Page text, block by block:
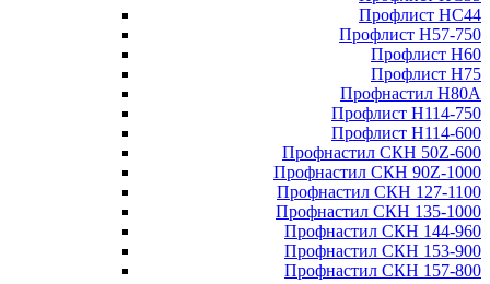
Профлист НС44
Профлист Н57-750
Профлист Н60
Профлист Н75
Профнастил Н80А
Профлист Н114-750
Профлист Н114-600
Профнастил СКН 50Z-600
Профнастил СКН 90Z-1000
Профнастил СКН 127-1100
Профнастил СКН 135-1000
Профнастил СКН 144-960
Профнастил СКН 153-900
Профнастил СКН 157-800